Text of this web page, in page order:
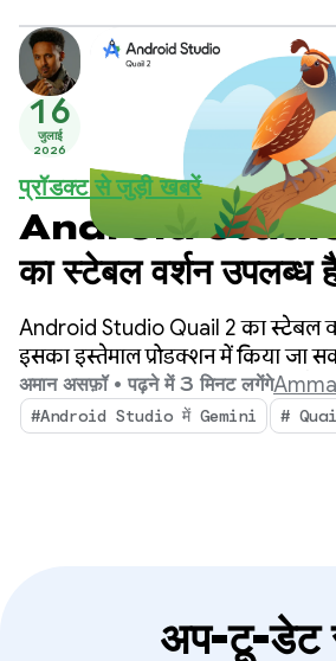
16
जुलाई
2026
प्रॉडक्ट से जुड़ी खबरें
Android
का स्टेबल वर्शन उपलब्ध
Android
एजेंट की मदद से मल्टी-
Android Studio Quail 2 का स्टेबल
इसका इस्तेमाल प्रोडक्शन में किया
आईडीई में, एजेंटिक वर्कफ़्लो, नेटिव तौर पर
लीक प्रोफ़ाइलिंग, और कॉन्टेक्स्ट-अवेयर
सुविधा मिलेगी.
अमान असफ़ॉ • पढ़ने में 3 मिनट लगेंगे
#Android Studio में Gemini #
अप-टू-डेट